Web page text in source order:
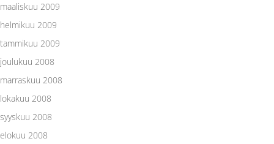
maaliskuu 2009
helmikuu 2009
tammikuu 2009
joulukuu 2008
marraskuu 2008
lokakuu 2008
syyskuu 2008
elokuu 2008